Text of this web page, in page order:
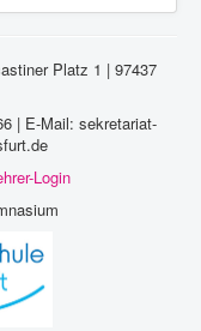
Platz 1 | 97437
| E-Mail: sekretariat-
Login